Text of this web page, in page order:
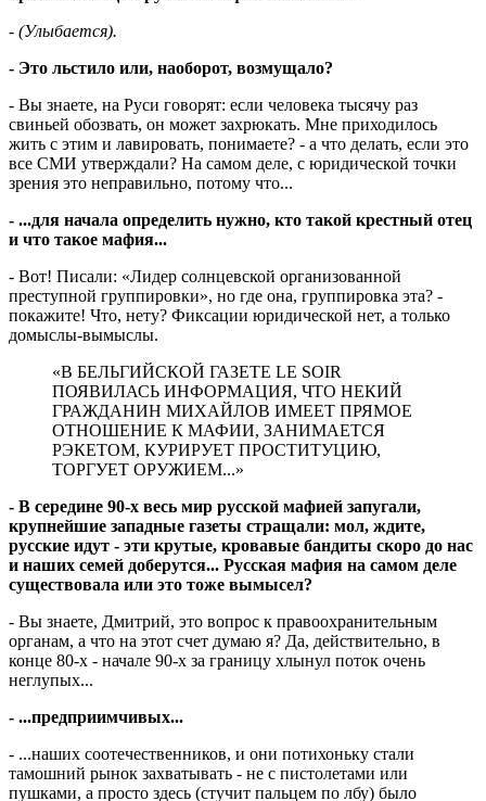
- (Улыбается).
- Это льстило или, наоборот, возмущало?
- Вы знаете, на Руси говорят: если человека тысячу раз
свиньей обозвать, он может захрюкать. Мне приходилось
жить с этим и лавировать, понимаете? - а что делать, если это
все СМИ утверждали? На самом деле, с юридической точки
зрения это неправильно, потому что...
- ...для начала определить нужно, кто такой крестный отец
и что такое мафия...
- Вот! Писали: «Лидер солнцевской организованной
преступной группировки», но где она, группировка эта? -
покажите! Что, нету? Фиксации юридической нет, а только
домыслы-вымыслы.
«В БЕЛЬГИЙСКОЙ ГАЗЕТЕ LE SOIR
ПОЯВИЛАСЬ ИНФОРМАЦИЯ, ЧТО НЕКИЙ
ГРАЖДАНИН МИХАЙЛОВ ИМЕЕТ ПРЯМОЕ
ОТНОШЕНИЕ К МАФИИ, ЗАНИМАЕТСЯ
РЭКЕТОМ, КУРИРУЕТ ПРОСТИТУЦИЮ,
ТОРГУЕТ ОРУЖИЕМ...»
- В середине 90-х весь мир русской мафией запугали,
крупнейшие западные газеты стращали: мол, ждите,
русские идут - эти крутые, кровавые бандиты скоро до нас
и наших семей доберутся... Русская мафия на самом деле
существовала или это тоже вымысел?
- Вы знаете, Дмитрий, это вопрос к пра­воохранительным
органам, а что на этот счет думаю я? Да, действительно, в
конце 80-х - начале 90-х за границу хлынул поток очень
неглупых...
- ...предприимчивых...
- ...наших соотечественников, и они потихоньку стали
тамошний рынок захватывать - не с пистолетами или
пушками, а просто здесь (стучит пальцем по лбу) было